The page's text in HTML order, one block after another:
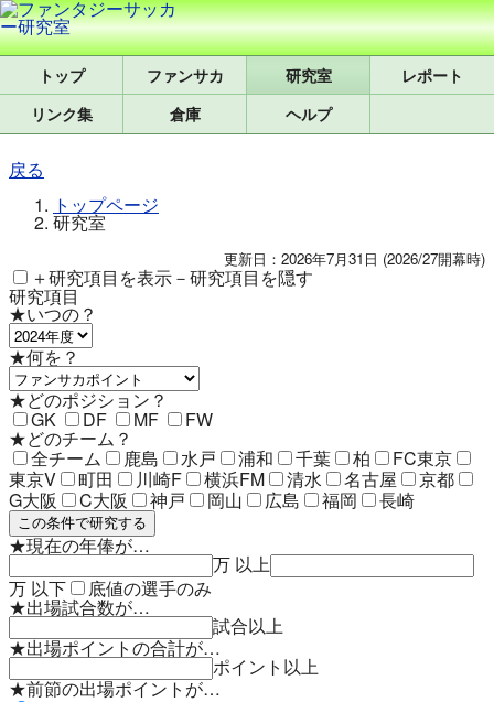
トップ 研究室
レポート
リンク集
倉庫 ヘルプ
戻る
トップページ
研究室
更新日：2026年7月31日 (2026/27開幕時)
＋研究項目を表示－研究項目を隠す
研究項目
★いつの？
★何を？
★どのポジション？
GK DF MF FW
★どのチーム？
全チーム 鹿島 水戸 浦和 千葉 柏
FC東京
東京V
町田 川崎F 横浜FM 清水 名古屋
京都
G大阪
C大阪 神戸 岡山 広島 福岡 長崎
この条件で研究する
★現在の年俸が…
万 以上
万 以下
底値の選手のみ
★出場試合数が…
試合以上
★出場ポイントの合計が…
ポイント以上
★前節の出場ポイントが…